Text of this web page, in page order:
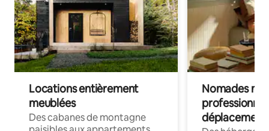
Locations entièrement
meublées
Des cabanes de montagne
Nomades
déplacement